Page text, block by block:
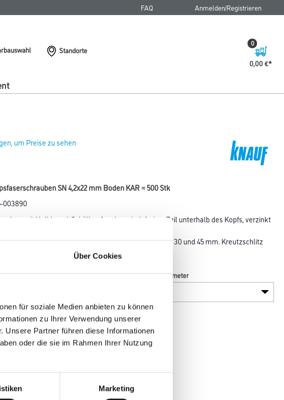
Über Cookies
für soziale Medien anbieten zu können
zu Ihrer Verwendung unserer
Unsere Partner führen diese Informationen
oder die sie im Rahmen Ihrer Nutzung
Marketing
FAQ Anmelden/Registrieren
Standorte
0,00 €
0
um Preise zu sehen
SN 4,2x22 mm Boden KAR = 500 Stk
003890
mit Halbkugel-Schälkopf und gewindefreiem Teil unterhalb des Kopfs, verzinkt
mit Rippen-Senkkopf, phosphatiert und geölt in 30 und 45 mm. Kreutzschlitz
Breite in centimeter